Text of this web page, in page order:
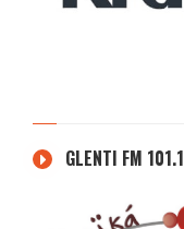
GLENTI FM 101.1